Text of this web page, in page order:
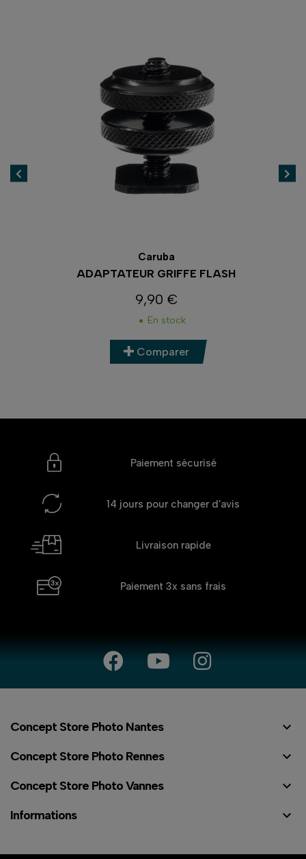
Caruba
ADAPTATEUR GRIFFE FLASH
Prix
9,90 €
En stock
Comparer
Paiement sécurisé
14 jours pour changer d'avis
Livraison rapide
Paiement 3x sans frais
Concept Store Photo Nantes 
Concept Store Photo Rennes 
Concept Store Photo Vannes 
Informations 